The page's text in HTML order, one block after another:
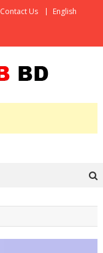
Contact Us English